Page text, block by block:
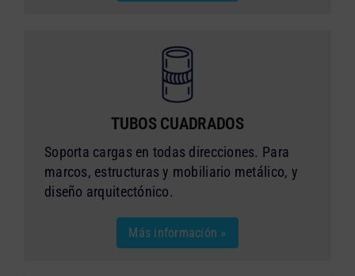
TUBOS CUADRADOS
Soporta cargas en todas direcciones. Para
marcos, estructuras y mobiliario metálico, y
diseño arquitectónico.
Más información »